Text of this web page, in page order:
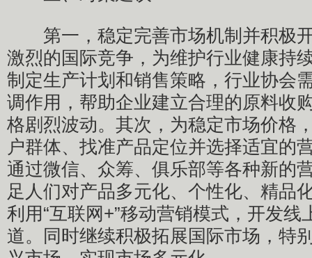
第一，稳定完善市场机制并积极
激烈的国际竞争，为维护行业健康持
制定生产计划和销售策略，行业协会
调作用，帮助企业建立合理的原料收
格剧烈波动。其次，为稳定市场价格
户群体、找准产品定位并选择适宜的
通过微信、众筹、俱乐部等各种新的
足人们对产品多元化、个性化、精品
利用“互联网+”移动营销模式，开发线
道。同时继续积极拓展国际市场，特